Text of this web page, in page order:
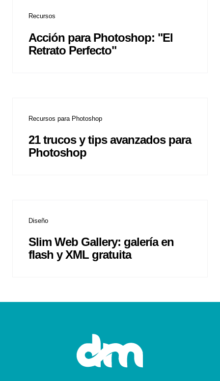
Recursos
Acción para Photoshop: "El
Retrato Perfecto"
Recursos para Photoshop
21 trucos y tips avanzados para
Photoshop
Diseño
Slim Web Gallery: galería en
flash y XML gratuita